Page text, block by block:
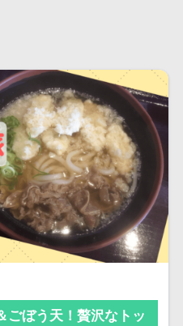
ごぼう天！贅沢なトッ